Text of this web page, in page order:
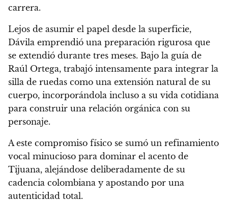
carrera.
Lejos de asumir el papel desde la superficie,
Dávila emprendió una preparación rigurosa que
se extendió durante tres meses. Bajo la guía de
Raúl Ortega, trabajó intensamente para integrar la
silla de ruedas como una extensión natural de su
cuerpo, incorporándola incluso a su vida cotidiana
para construir una relación orgánica con su
personaje.
A este compromiso físico se sumó un refinamiento
vocal minucioso para dominar el acento de
Tijuana, alejándose deliberadamente de su
cadencia colombiana y apostando por una
autenticidad total.